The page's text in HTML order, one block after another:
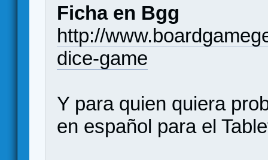
Ficha en Bgg
http://
dice-game
Y para quien quiera
en español para el